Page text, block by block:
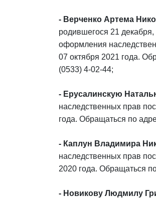
- Верченко Артема
родившегося 21 декабря,
оформления
07 октября 2021 года.
(0533) 4-02-44;
- Ерусалинскую
наследственных прав
года. Обращаться по
- Каплун Владимира
наследственных прав
2020 года. Обращаться
- Новикову Людмилу